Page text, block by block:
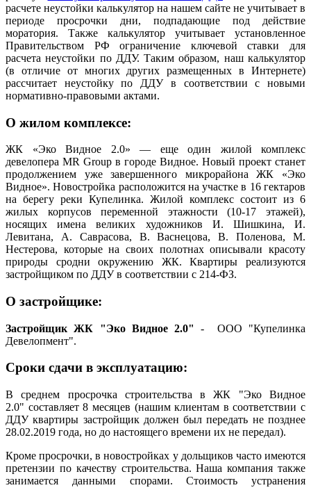
расчете неустойки калькулятор на нашем сайте не учитывает в
периоде просрочки дни, подпадающие под действие
моратория. Также калькулятор учитывает установленное
Правительством РФ ограничение ключевой ставки для
расчета неустойки по ДДУ. Таким образом, наш калькулятор
(в отличие от многих других размещенных в Интернете)
рассчитает неустойку по ДДУ в соответствии с новыми
нормативно-правовыми актами.
О жилом комплексе:
ЖК «Эко Видное 2.0» — еще один жилой комплекс
девелопера MR Group в городе Видное. Новый проект станет
продолжением уже завершенного микрорайона ЖК «Эко
Видное». Новостройка расположится на участке в 16 гектаров
на берегу реки Купелинка. Жилой комплекс состоит из 6
жилых корпусов переменной этажности (10-17 этажей),
носящих имена великих художников И. Шишкина, И.
Левитана, А. Саврасова, В. Васнецова, В. Поленова, М.
Нестерова, которые на своих полотнах описывали красоту
природы сродни окружению ЖК. Квартиры реализуются
застройщиком по ДДУ в соответствии с 214-ФЗ.
О застройщике:
Застройщик ЖК "Эко Видное 2.0"- ООО "Купелинка
Девелопмент".
Сроки сдачи в эксплуатацию:
В среднем просрочка строительства в ЖК "Эко Видное
2.0" составляет 8 месяцев (нашим клиентам в соответствии с
ДДУ квартиры застройщик должен был передать не позднее
28.02.2019 года, но до настоящего времени их не передал).
Кроме просрочки, в новостройках у дольщиков часто имеются
претензии по качеству строительства. Наша компания также
занимается данными спорами. Стоимость устранения